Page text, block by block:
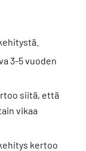
3-5 vuoden
siitä, että
vikaa
kertoo